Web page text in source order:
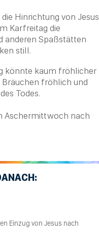
Hinrichtung von Jesus
Karfreitag die
anderen Spaßstätten
still.
könnte kaum fröhlicher
fröhlich und
Todes.
Aschermittwoch nach
Einzug von Jesus nach